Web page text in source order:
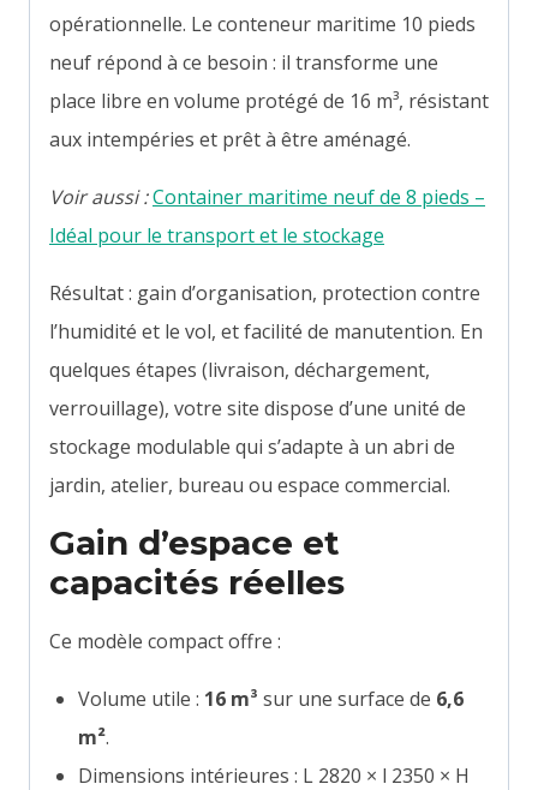
opérationnelle. Le conteneur maritime 10 pieds
neuf répond à ce besoin : il transforme une
place libre en volume protégé de 16 m³, résistant
aux intempéries et prêt à être aménagé.
Voir aussi :Container maritime neuf de 8 pieds –
Idéal pour le transport et le stockage
Résultat : gain d’organisation, protection contre
l’humidité et le vol, et facilité de manutention. En
quelques étapes (livraison, déchargement,
verrouillage), votre site dispose d’une unité de
stockage modulable qui s’adapte à un abri de
jardin, atelier, bureau ou espace commercial.
Gain d’espace et
capacités réelles
Ce modèle compact offre :
Volume utile : 16 m³ sur une surface de 6,6
m².
Dimensions intérieures : L 2820 × l 2350 × H